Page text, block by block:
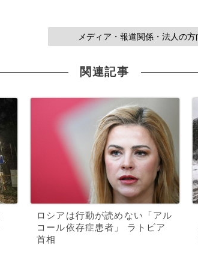
メディア・報道関係・法人の
関連記事
ロシアは行動が読めない「アル
コール依存症患者」 ラトビア
首相